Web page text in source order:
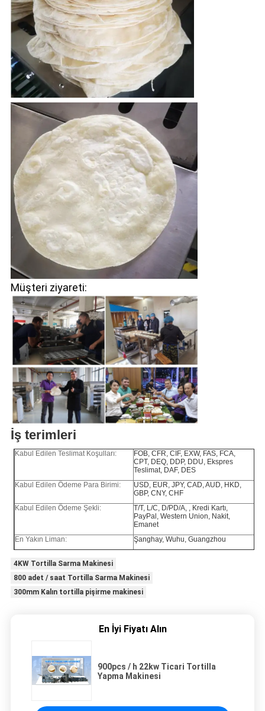
Müşteri ziyareti:
İş terimleri
Kabul Edilen Teslimat Koşulları:
FOB, CFR, CIF, EXW, FAS, FCA,
CPT, DEQ, DDP, DDU, Ekspres
Teslimat, DAF, DES
Kabul Edilen Ödeme Para Birimi:
USD, EUR, JPY, CAD, AUD, HKD,
GBP, CNY, CHF
Kabul Edilen Ödeme Şekli:
T/T, L/C, D/PD/A, , Kredi Kartı,
PayPal, Western Union, Nakit,
Emanet
En Yakın Liman:
Şanghay, Wuhu, Guangzhou
4KW Tortilla Sarma Makinesi
800 adet / saat Tortilla Sarma Makinesi
300mm Kalın tortilla pişirme makinesi
En İyi Fiyatı Alın
900pcs / h 22kw Ticari Tortilla
Yapma Makinesi